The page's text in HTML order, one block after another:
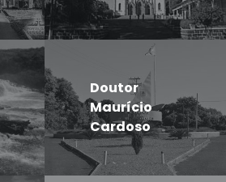
Doutor
Maurício
Cardoso